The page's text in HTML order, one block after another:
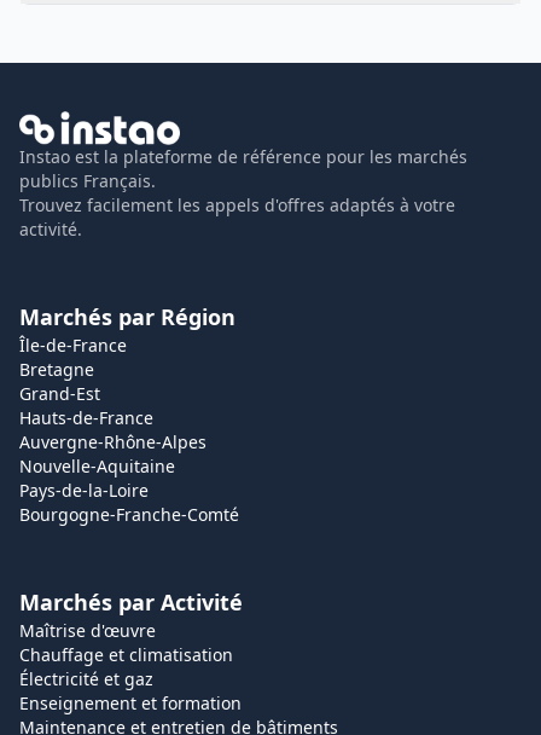
Instao est la plateforme de référence pour les marchés
publics Français.
Trouvez facilement les appels d'offres adaptés à votre
activité.
Marchés par Région
Île-de-France
Bretagne
Grand-Est
Hauts-de-France
Auvergne-Rhône-Alpes
Nouvelle-Aquitaine
Pays-de-la-Loire
Bourgogne-Franche-Comté
Marchés par Activité
Maîtrise d'œuvre
Chauffage et climatisation
Électricité et gaz
Enseignement et formation
Maintenance et entretien de bâtiments